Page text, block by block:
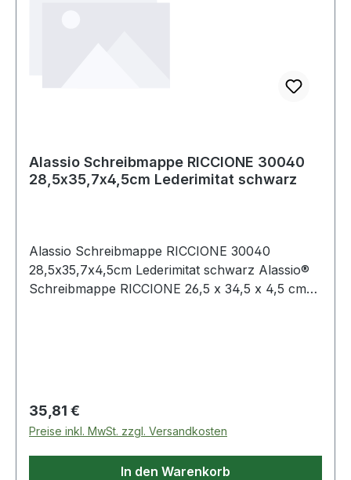
Alassio Schreibmappe RICCIONE 30040
28,5x35,7x4,5cm Lederimitat schwarz
Alassio Schreibmappe RICCIONE 30040
28,5x35,7x4,5cm Lederimitat schwarz Alassio®
Schreibmappe RICCIONE 26,5 x 34,5 x 4,5 cm
Regulärer Preis:
35,81 €
Preise inkl. MwSt. zzgl. Versandkosten
In den Warenkorb